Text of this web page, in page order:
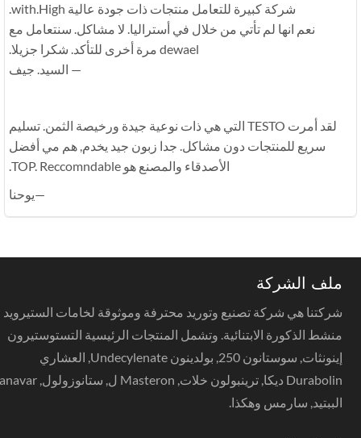
شركة كبيرة للتعامل منتجات ذات جودة عالية with.High.
نعم انها لم تأتي من خلال في أستراليا. لا مشاكل. سنتعامل مع
dewael مرة أخرى للتأكد. شكرا جزيلا.
— السيد. جيف
لقد أمرت TESTO التي هي ذات نوعية جيدة ورخيصة الثمن. تسليم
سريع للمنتجات دون مشاكل. جدا زبون جيد يخدم, هم مي أفضل
الأصدقاء والمصنع هو TOP. Reccomndable.
—يوحنا
ملف الشركة
شركتنا هي شركة تصنيع وتوريد محترفة وموثوقة لخامات الستيرويد
منشط الذكورة الابتنائية. وتشمل المنتجات الرئيسية التستوستيرون
إينونثات, سوستانون 250, بولدينون Undecylenate, العشاري
Durabolin ديكا, ترينبولون خلات, Masteron ل, ستانوزولول, anavar,
الببتيد, سارمس وهكذا.